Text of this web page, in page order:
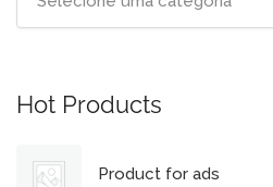
Hot Products
Product for ads